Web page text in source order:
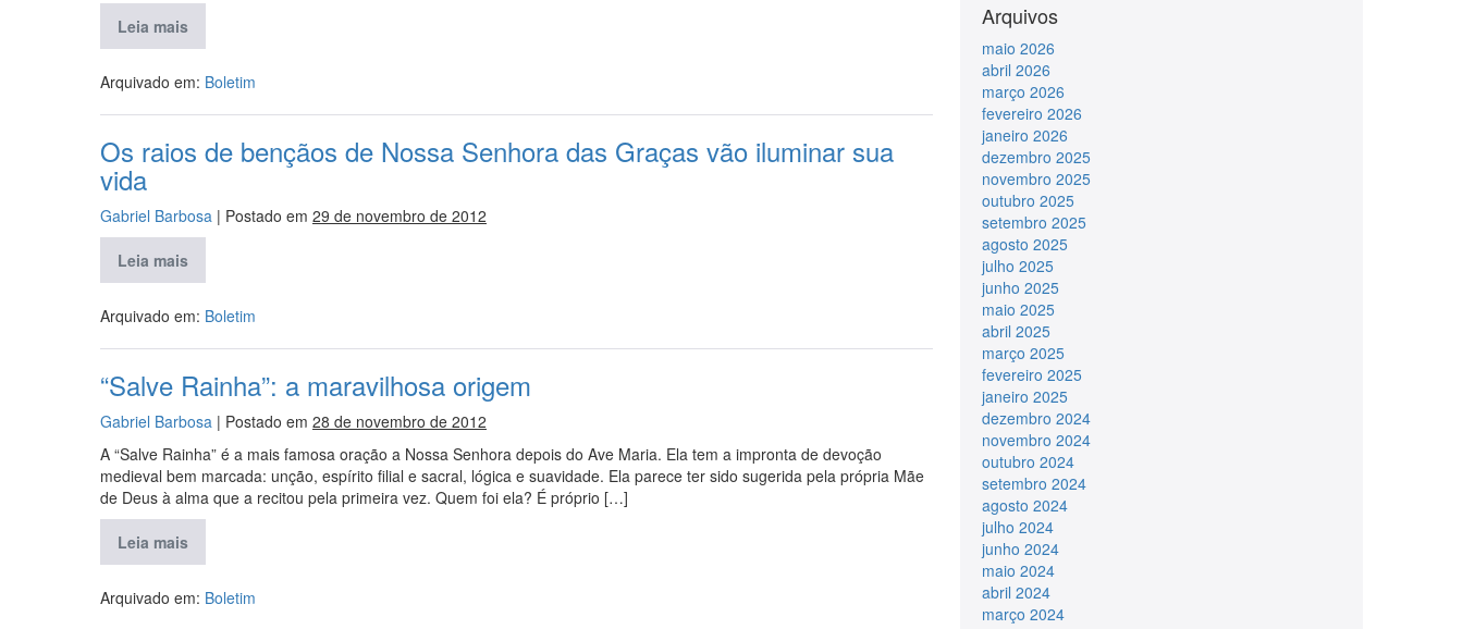
Leia mais
Arquivado em: Boletim
Os raios de bençãos de Nossa Senhora das Graças vão iluminar sua
vida
Gabriel Barbosa | Postado em 29 de novembro de 2012
Leia mais
Arquivado em: Boletim
“Salve Rainha”: a maravilhosa origem
Gabriel Barbosa | Postado em 28 de novembro de 2012
A “Salve Rainha” é a mais famosa oração a Nossa Senhora depois do Ave Maria. Ela tem a impronta de devoção
medieval bem marcada: unção, espírito filial e sacral, lógica e suavidade. Ela parece ter sido sugerida pela própria Mãe
de Deus à alma que a recitou pela primeira vez. Quem foi ela? É próprio […]
Leia mais
Arquivado em: Boletim
Arquivos
maio 2026
abril 2026
março 2026
fevereiro 2026
janeiro 2026
dezembro 2025
novembro 2025
outubro 2025
setembro 2025
agosto 2025
julho 2025
junho 2025
maio 2025
abril 2025
março 2025
fevereiro 2025
janeiro 2025
dezembro 2024
novembro 2024
outubro 2024
setembro 2024
agosto 2024
julho 2024
junho 2024
maio 2024
abril 2024
março 2024